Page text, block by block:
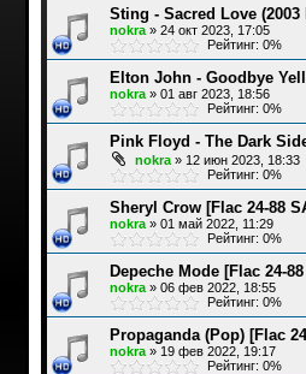
Sting - Sacred Love (2003
nokra» 24 окт 2023, 17:05
Рейтинг: 0%
Elton John - Goodbye
nokra» 01 авг 2023, 18:56
Рейтинг: 0%
Pink Floyd - The Dark
nokra» 12 июн 2023, 18:33
Рейтинг: 0%
Sheryl Crow [Flac 24-88
nokra» 01 май 2022, 11:29
Рейтинг: 0%
Depeche Mode [Flac 24-
nokra» 06 фев 2022, 18:55
Рейтинг: 0%
Propaganda (Pop) [Flac
nokra» 19 фев 2022, 19:17
Рейтинг: 0%